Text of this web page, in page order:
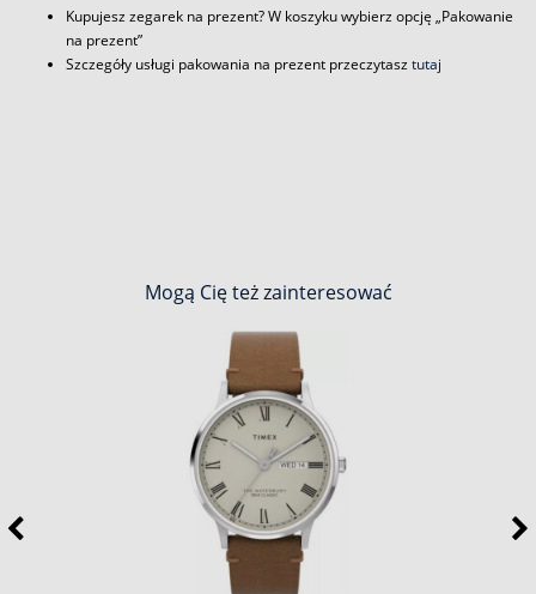
Kupujesz zegarek na prezent? W koszyku wybierz opcję „Pakowanie
na prezent”
Szczegóły usługi pakowania na prezent przeczytasztutaj
Mogą Cię też zainteresować